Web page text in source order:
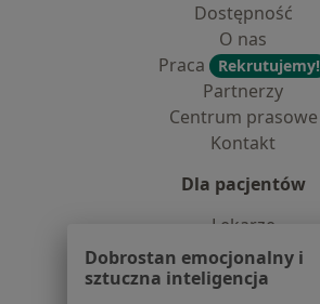
Dostępność
O nas
Praca
Rekrutujemy!
Partnerzy
Centrum prasowe
Kontakt
Dla pacjentów
Lekarze
Placówki medyczne
Pytania i odpowiedzi
Dobrostan emocjonalny i
sztuczna inteligencja